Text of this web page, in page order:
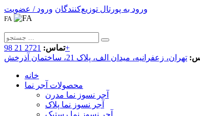
ورود به پورتال توزیع‌کنندگان ورود / عضویت
FA
تماس:2721 21 98+
تهران، زعفرانیه، میدان الف، پلاک 21، ساختمان آذرخش
خانه
محصولات آجر نما
آجر نسوز نما مدرن
آجر نسوز نما پلاک
آجر نسوز نما رستیک